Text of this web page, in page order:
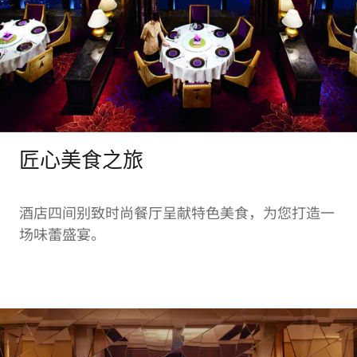
匠心美食之旅
酒店四间别致时尚餐厅呈献特色美食，为您打造一
场味蕾盛宴。